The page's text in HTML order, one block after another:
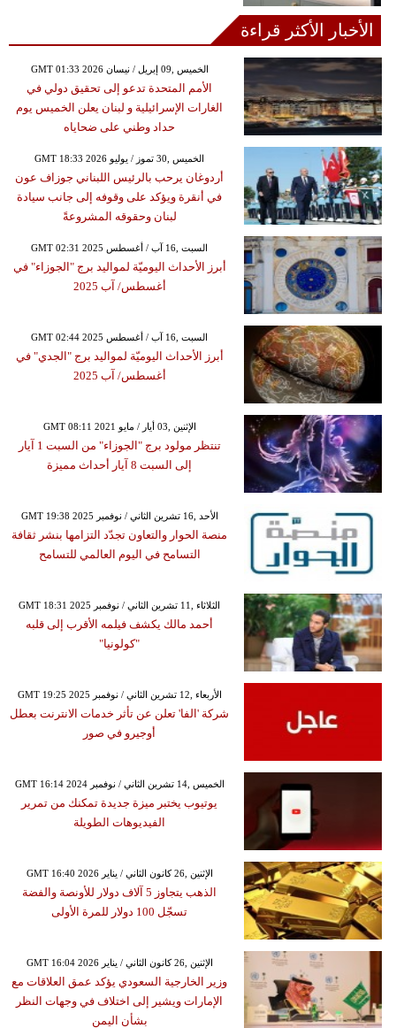
الأخبار الأكثر قراءة
GMT 01:33 2026 الخميس ,09 إبريل / نيسان
الأمم المتحدة تدعو إلى تحقيق دولي في
الغارات الإسرائيلية و لبنان يعلن الخميس يوم
حداد وطني على ضحاياه
GMT 18:33 2026 الخميس ,30 تموز / يوليو
أردوغان يرحب بالرئيس اللبناني جوزاف عون
في أنقرة ويؤكد على وقوفه إلى جانب سيادة
لبنان وحقوقه المشروعةً
GMT 02:31 2025 السبت ,16 آب / أغسطس
أبرز الأحداث اليوميّة لمواليد برج "الجوزاء" في
أغسطس/ آب 2025
GMT 02:44 2025 السبت ,16 آب / أغسطس
أبرز الأحداث اليوميّة لمواليد برج "الجدي" في
أغسطس/ آب 2025
GMT 08:11 2021 الإثنين ,03 أيار / مايو
تنتظر مولود برج "الجوزاء" من السبت 1 آيار
إلى السبت 8 آيار أحداث مميزة
GMT 19:38 2025 الأحد ,16 تشرين الثاني / نوفمبر
منصة الحوار والتعاون تجدّد التزامها بنشر ثقافة
التسامح في اليوم العالمي للتسامح
GMT 18:31 2025 الثلاثاء ,11 تشرين الثاني / نوفمبر
أحمد مالك يكشف فيلمه الأقرب إلى قلبه
"كولونيا"
GMT 19:25 2025 الأربعاء ,12 تشرين الثاني / نوفمبر
شركة 'الفا' تعلن عن تأثر خدمات الانترنت بعطل
أوجيرو في صور
GMT 16:14 2024 الخميس ,14 تشرين الثاني / نوفمبر
يوتيوب يختبر ميزة جديدة تمكنك من تمرير
الفيديوهات الطويلة
GMT 16:40 2026 الإثنين ,26 كانون الثاني / يناير
الذهب يتجاوز 5 آلاف دولار للأونصة والفضة
تسجّل 100 دولار للمرة الأولى
GMT 16:04 2026 الإثنين ,26 كانون الثاني / يناير
وزير الخارجية السعودي يؤكد عمق العلاقات مع
الإمارات ويشير إلى اختلاف في وجهات النظر
بشأن اليمن